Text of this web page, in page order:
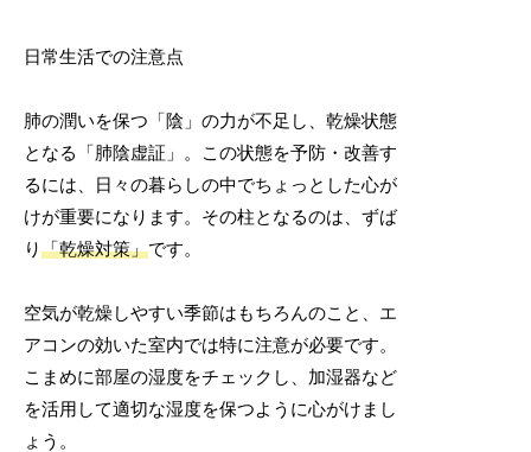
日常生活での注意点
肺の潤いを保つ「陰」の力が不足し、乾燥状態
となる「肺陰虚証」。この状態を予防・改善す
るには、日々の暮らしの中でちょっとした心が
けが重要になります。その柱となるのは、ずば
り「乾燥対策」です。
空気が乾燥しやすい季節はもちろんのこと、エ
アコンの効いた室内では特に注意が必要です。
こまめに部屋の湿度をチェックし、加湿器など
を活用して適切な湿度を保つように心がけまし
ょう。